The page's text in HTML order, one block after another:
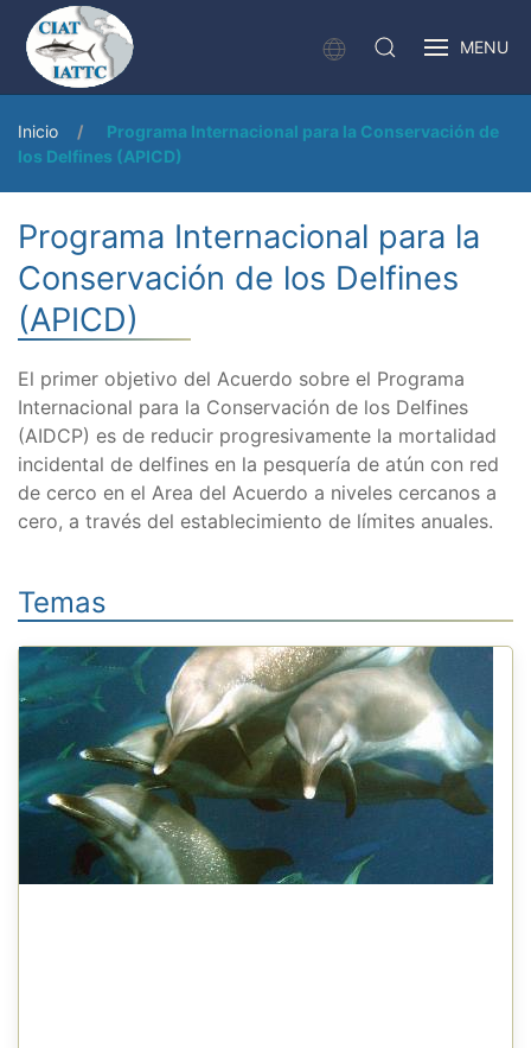
MENU
Inicio
Programa Internacional para la Conservación de
los Delfines (APICD)
Programa Internacional para la
Conservación de los Delfines
(APICD)
El primer objetivo del Acuerdo sobre el Programa
Internacional para la Conservación de los Delfines
(AIDCP) es de reducir progresivamente la mortalidad
incidental de delfines en la pesquería de atún con red
de cerco en el Area del Acuerdo a niveles cercanos a
cero, a través del establecimiento de límites anuales.
Temas